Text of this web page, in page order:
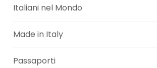
Italiani nel Mondo
Made in Italy
Passaporti